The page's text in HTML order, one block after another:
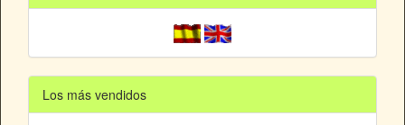
Los más vendidos